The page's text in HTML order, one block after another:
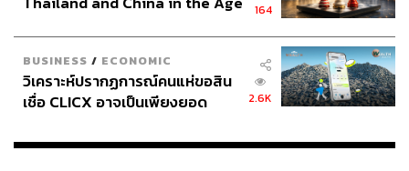
164
BUSINESS / ECONOMIC
วิเคราะห์ปรากฏการณ์คนแห่ขอสิน
เชื่อ CLICX อาจเป็นเพียงยอด
เรือนไทยที่ถูกซุกไว้
2.6K